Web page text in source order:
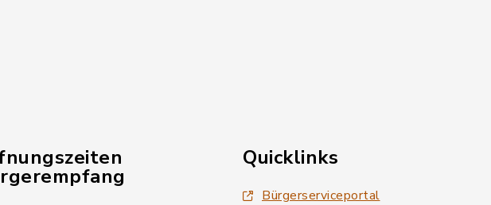
Quicklinks
Bürgerserviceportal